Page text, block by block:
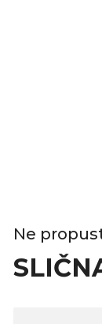
Ne